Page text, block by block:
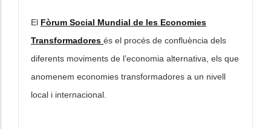
El Fòrum Social Mundial de les Economies
Transformadores és el procés de confluència dels
diferents moviments de l’economia alternativa, els que
anomenem economies transformadores a un nivell
local i internacional.